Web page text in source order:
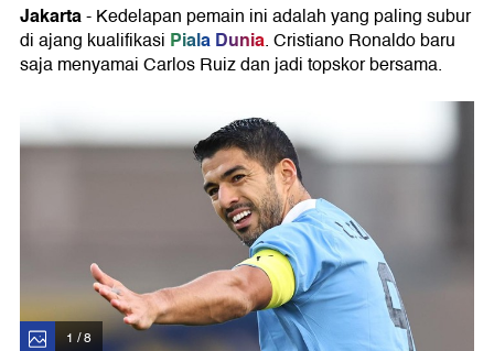
Jakarta- Kedelapan pemain ini adalah yang paling subur
di ajang kualifikasi Piala Dunia. Cristiano Ronaldo baru
saja menyamai Carlos Ruiz dan jadi topskor bersama.
1 / 8